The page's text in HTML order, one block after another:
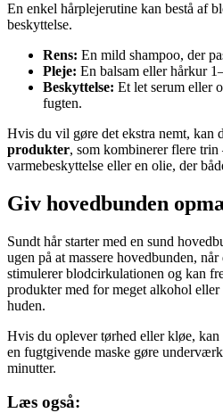
En enkel hårplejerutine kan bestå af
beskyttelse.
Rens: En mild shampoo, der
Pleje: En balsam eller hårkur
Beskyttelse: Et let serum eller
fugten.
Hvis du vil gøre det ekstra nemt, kan
produkter, som kombinerer flere
varmebeskyttelse eller en olie, der
Giv hovedbunden
Sundt hår starter med en sund
ugen på at massere hovedbunden,
stimulerer blodcirkulationen og kan
produkter med for meget alkohol
huden.
Hvis du oplever tørhed eller kløe,
en fugtgivende maske gøre
minutter.
Læs også: